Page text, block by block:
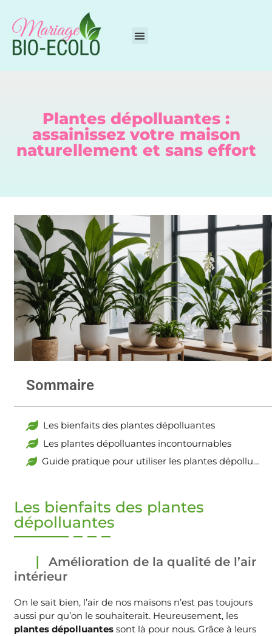
Plantes dépolluantes :
assainissez votre maison
naturellement et sans effort
Sommaire
Les bienfaits des plantes dépolluantes
Les plantes dépolluantes incontournables
Guide pratique pour utiliser les plantes dépolluantes
Les bienfaits des plantes
dépolluantes
Amélioration de la qualité de l’air
intérieur
On le sait bien, l’air de nos maisons n’est pas toujours
aussi pur qu’on le souhaiterait. Heureusement, les
plantes dépolluantes sont là pour nous. Grâce à leurs